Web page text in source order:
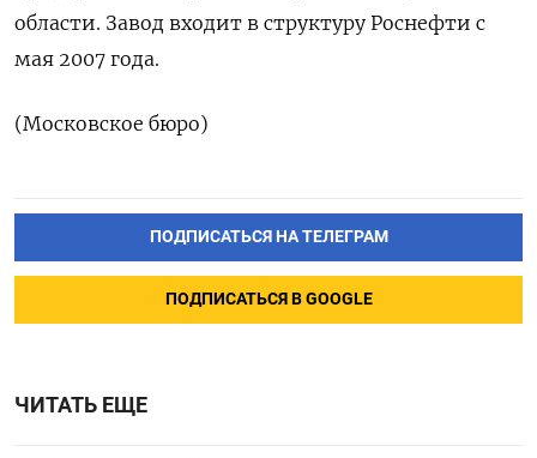
области. Завод входит в структуру Роснефти с
мая 2007 года.
(Московское бюро)
ПОДПИСАТЬСЯ НА ТЕЛЕГРАМ
ПОДПИСАТЬСЯ В GOOGLE
ЧИТАТЬ ЕЩЕ